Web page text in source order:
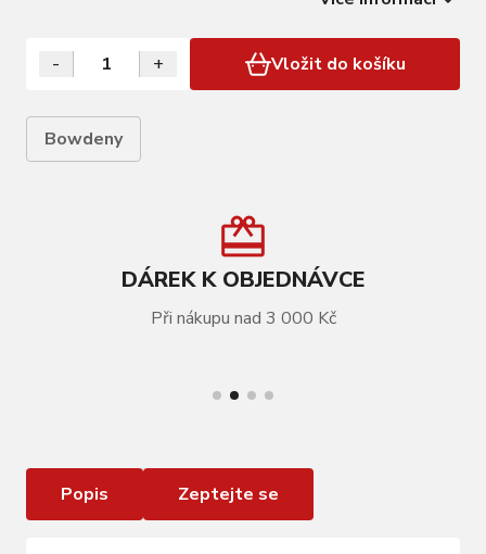
- + Vložit do košíku
Bowdeny
DÁREK K OBJEDNÁVCE
Při nákupu nad 3 000 Kč
Šroub na příchytku bovdenů Ghost SHR-
Popis Zeptejte se